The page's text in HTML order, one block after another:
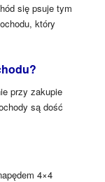
się psuje tym
który
przy zakupie
są dość
4×4